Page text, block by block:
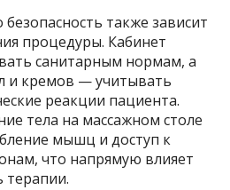
также зависит
процедуры. Кабинет
санитарным нормам, а
и кремов — учитывать
реакции пациента.
тела на массажном столе
мышц и доступ к
что напрямую влияет
терапии.